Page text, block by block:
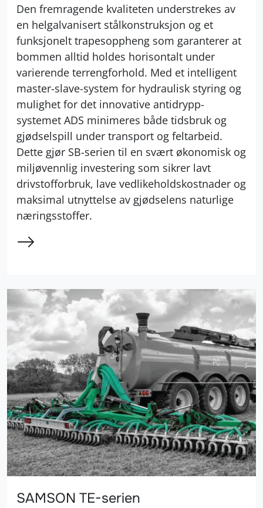
Den fremragende kvaliteten understrekes av
en helgalvanisert stålkonstruksjon og et
funksjonelt trapesoppheng som garanterer at
bommen alltid holdes horisontalt under
varierende terrengforhold. Med et intelligent
master-slave-system for hydraulisk styring og
mulighet for det innovative antidrypp-
systemet ADS minimeres både tidsbruk og
gjødselspill under transport og feltarbeid.
Dette gjør SB-serien til en svært økonomisk og
miljøvennlig investering som sikrer lavt
drivstofforbruk, lave vedlikeholdskostnader og
maksimal utnyttelse av gjødselens naturlige
næringsstoffer.
SAMSON TE-serien